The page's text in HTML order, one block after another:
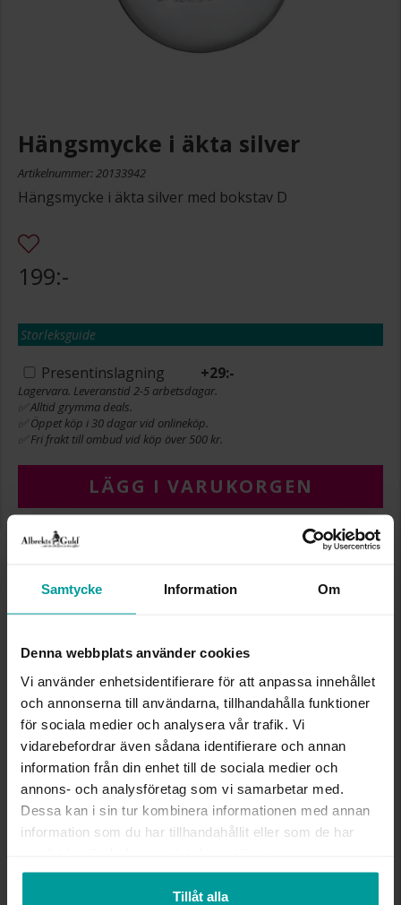
Samtycke Information Om
Denna webbplats använder cookies
Vi använder enhetsidentifierare för att anpassa innehållet
och annonserna till användarna, tillhandahålla funktioner
för sociala medier och analysera vår trafik. Vi
vidarebefordrar även sådana identifierare och annan
information från din enhet till de sociala medier och
annons- och analysföretag som vi samarbetar med.
Dessa kan i sin tur kombinera informationen med annan
information som du har tillhandahållit eller som de har
Tillåt alla
Hängsmycke i äkta silver
Artikelnummer: 20133942
Hängsmycke i äkta silver med bokstav D
199:-
Storleksguide
Presentinslagning +29:-
Lagervara. Leveranstid 2-5 arbetsdagar.
✅ Alltid grymma deals.
✅ Öppet köp i 30 dagar vid onlineköp.
✅ Fri frakt till ombud vid köp över 500 kr.
LÄGG I VARUKORGEN
HÖJD CA (MM)
14
MATERIAL
Silver
Liknande produkter